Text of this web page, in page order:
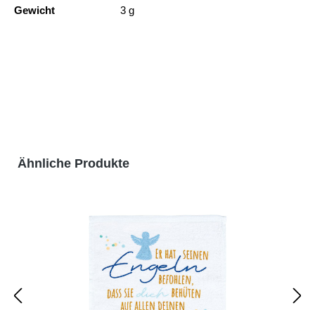
Gewicht 3 g
Produktgalerie überspringen
Ähnliche Produkte